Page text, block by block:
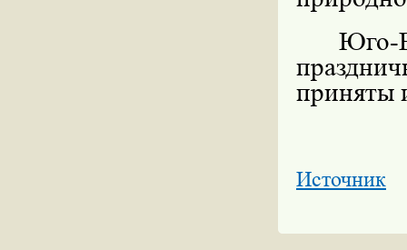
Юго-
приняты
Источник